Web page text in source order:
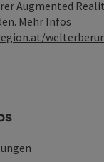
Augmented
Mehr Infos